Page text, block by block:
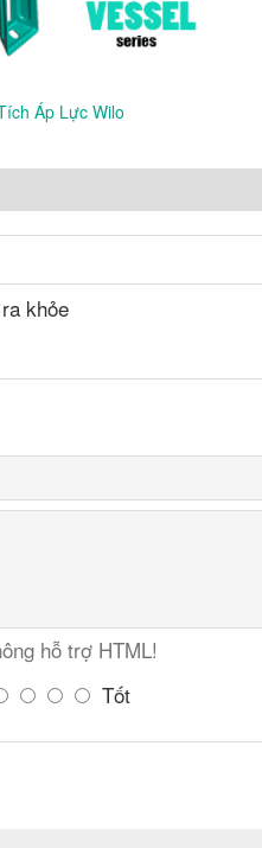
Áp Lực Wilo
khỏe
hỗ trợ HTML!
Tốt